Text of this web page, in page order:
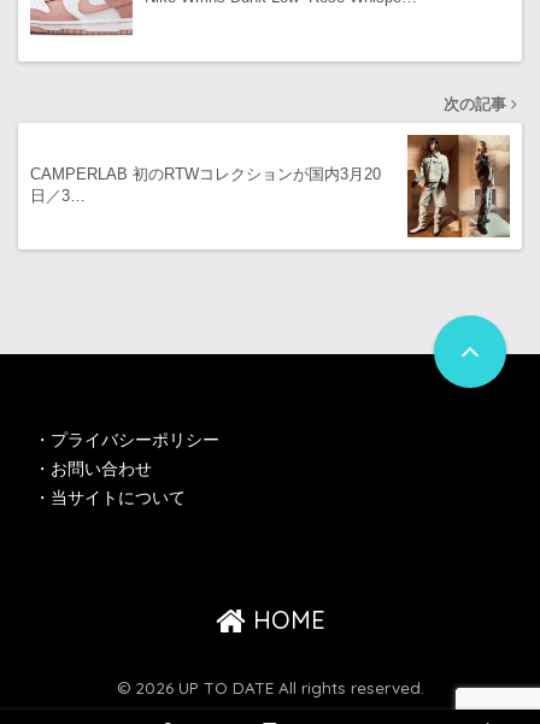
次の記事
CAMPERLAB 初のRTWコレクションが国内3月20
日／3…
・ プライバシーポリシー
・ お問い合わせ
・ 当サイトについて
HOME
© 2026 UP TO DATE All rights reserved.